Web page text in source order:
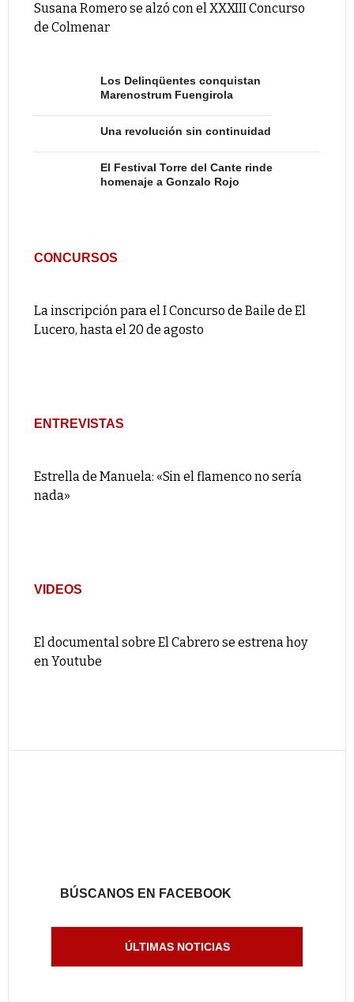
Susana Romero se alzó con el XXXIII Concurso
de Colmenar
Los Delinqüentes conquistan
Marenostrum Fuengirola
Una revolución sin continuidad
El Festival Torre del Cante rinde
homenaje a Gonzalo Rojo
CONCURSOS
La inscripción para el I Concurso de Baile de El
Lucero, hasta el 20 de agosto
ENTREVISTAS
Estrella de Manuela: «Sin el flamenco no sería
nada»
VIDEOS
El documental sobre El Cabrero se estrena hoy
en Youtube
BÚSCANOS EN FACEBOOK
ÚLTIMAS NOTICIAS